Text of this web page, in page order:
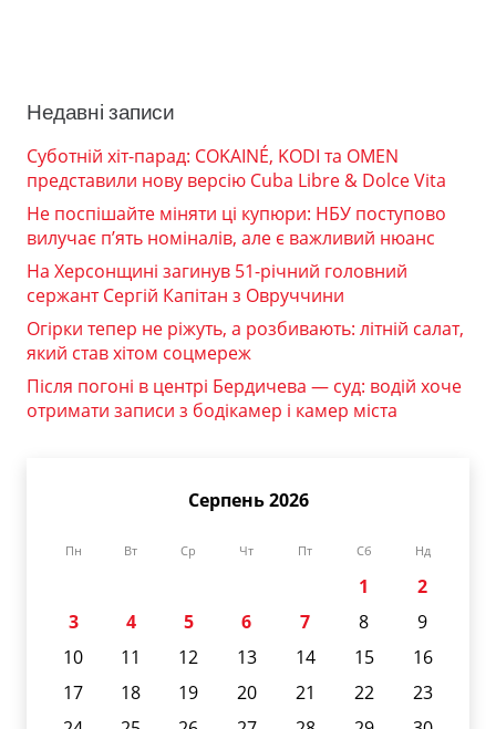
Недавні записи
Суботній хіт-парад: COKAINÉ, KODI та OMEN
представили нову версію Cuba Libre & Dolce Vita
Не поспішайте міняти ці купюри: НБУ поступово
вилучає п’ять номіналів, але є важливий нюанс
На Херсонщині загинув 51-річний головний
сержант Сергій Капітан з Овруччини
Огірки тепер не ріжуть, а розбивають: літній салат,
який став хітом соцмереж
Після погоні в центрі Бердичева — суд: водій хоче
отримати записи з бодікамер і камер міста
Серпень 2026
Пн Вт Ср Чт Пт Сб Нд
1
2
3
4 5 6 7 8
9
10
11 12 13 14 15
16
17
18 19 20 21 22
23